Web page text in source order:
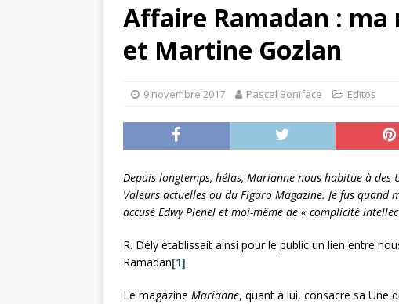
Affaire Ramadan : ma
et Martine Gozlan
9 novembre 2017 Pascal Boniface Editos
Depuis longtemps, hélas, Marianne nous habitue à des
Valeurs actuelles ou du Figaro Magazine. Je fus quand
accusé Edwy Plenel et moi-même de « complicité
R. Dély établissait ainsi pour le public un lien entre
Ramadan[1].
Le magazine Marianne, quant à lui, consacre sa Une